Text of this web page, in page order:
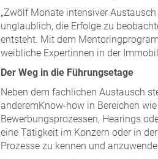
„Zwölf Monate intensiver
unglaublich, die Erfolge zu
entsteht. Mit dem
weibliche Expertinnen in der
Der Weg in die Führungsetage
Neben dem fachlichen Austausch
anderemKnow-how in Bereichen
Bewerbungsprozessen, Hearings
eine Tätigkeit im Konzern oder in
Prozesse zu kennen und